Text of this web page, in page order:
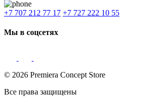
+7 707 212 77 17 +7 727 222 10 55
Мы в соцсетях
© 2026 Premiera Concept Store
Все права защищены